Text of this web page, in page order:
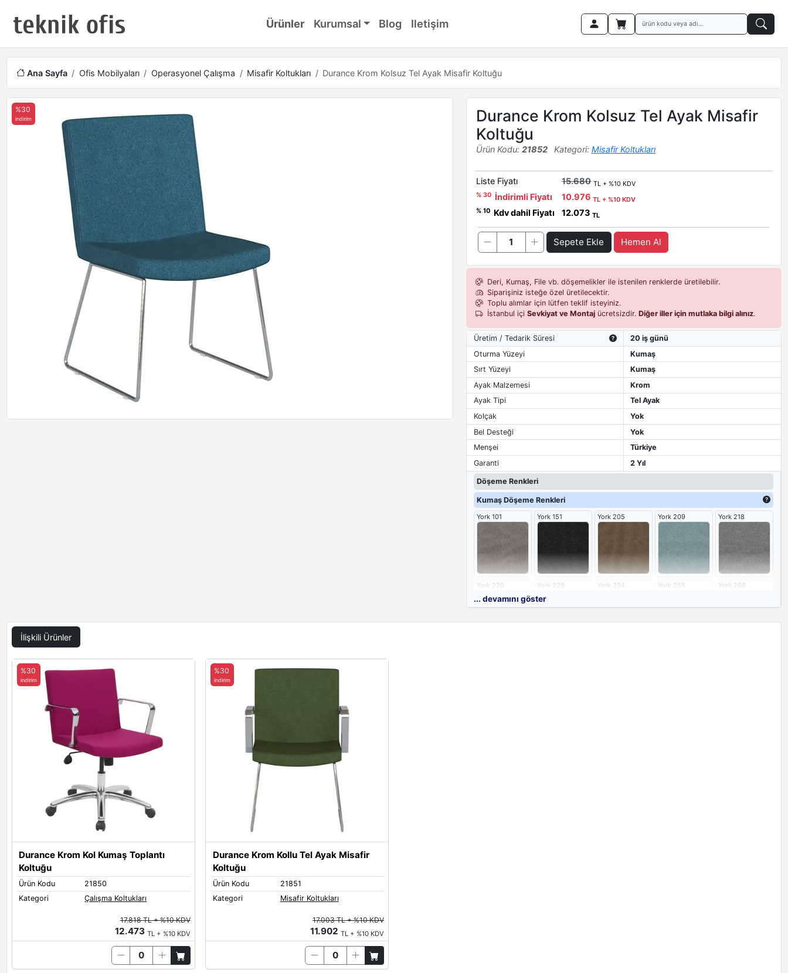
Ürünler Kurumsal Blog Iletişim
Ana Sayfa Ofis Mobilyaları Operasyonel Çalışma Misafir Koltukları Durance Krom Kolsuz Tel Ayak Misafir Koltuğu
%30
indirim
Durance Krom Kolsuz Tel Ayak Misafir
Koltuğu
Ürün Kodu: 21852 Kategori:Misafir Koltukları
Liste Fiyatı 15.680 TL + %10 KDV
% 30 İndirimli Fiyatı 10.976TL + %10 KDV
% 10 Kdv dahil Fiyatı 12.073TL
Sepete Ekle Hemen Al
Deri, Kumaş, File vb. döşemelikler ile istenilen renklerde üretilebilir.
Siparişiniz isteğe özel üretilecektir.
Toplu alımlar için lütfen teklif isteyiniz.
İstanbul içiSevkiyat ve Montaj ücretsizdir.Diğer iller için mutlaka bilgi alınız.
Üretim / Tedarik Süresi
20 iş günü
Oturma Yüzeyi
Kumaş
Sırt Yüzeyi
Kumaş
Ayak Malzemesi
Krom
Ayak Tipi
Tel Ayak
Kolçak
Yok
Bel Desteği
Yok
Menşei
Türkiye
Garanti
2 Yıl
Döşeme Renkleri
Kumaş Döşeme Renkleri
York 101 York 151 York 205 York 209 York 218
York 220 York 229 York 234 York 255 York 266
... devamını göster
İlişkili Ürünler
Durance Krom Kol Kumaş Toplantı
Koltuğu
Ürün Kodu
21850
Kategori
Çalışma Koltukları
%30
indirim
17.818 TL + %10 KDV
12.473 TL + %10 KDV
Durance Krom Kollu Tel Ayak Misafir
Koltuğu
Ürün Kodu
21851
Kategori
Misafir Koltukları
%30
indirim
17.003 TL + %10 KDV
11.902 TL + %10 KDV